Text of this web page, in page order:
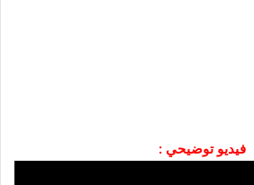
فيديو توضيحي :